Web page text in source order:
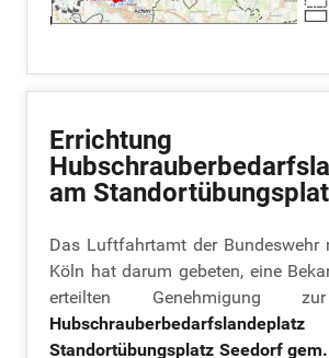
Errichtung
am
Das Luftfahrtamt der Bundeswehr
Köln hat darum gebeten, eine
erteilten Genehmigung
Standortübungsplatz Seedorf